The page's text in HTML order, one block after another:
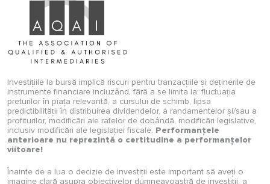
Investițiile la bursă implică riscuri pentru tranzacțiile și deținerile de
instrumente financiare incluzând, fără a se limita la: fluctuația
preturilor în piața relevantă, a cursului de schimb, lipsa
predictibilității în distribuirea dividendelor, a randamentelor și/sau a
profiturilor, modificări ale ratelor de dobândă, modificări legislative,
inclusiv modificări ale legislației fiscale. Performanțele
anterioare nu reprezintă o certitudine a performanțelor
viitoare!
Înainte de a lua o decizie de investiții este important să aveți o
imagine clară asupra obiectivelor dumneavoastră de investiții, a